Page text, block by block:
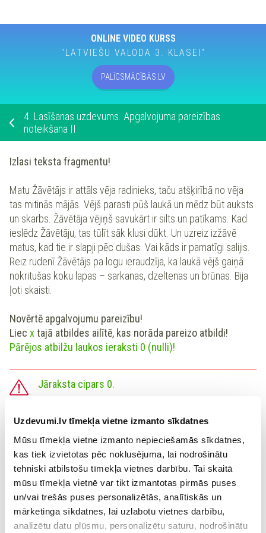
Uzdevumi.lv tīmekļa vietne izmanto sīkdatnes
Mūsu tīmekļa vietne izmanto nepieciešamās sīkdatnes,
kas tiek izvietotas pēc noklusējuma, lai nodrošinātu
tehniski atbilstošu tīmekļa vietnes darbību. Tai skaitā
mūsu tīmekļa vietnē var tikt izmantotas pirmās puses
un/vai trešās puses personalizētās, analītiskās un
mārketinga sīkdatnes, lai uzlabotu vietnes darbību,
analizētu datu plūsmu, personalizētu saturu, nodrošinātu
ONLINE VIDEO KURSS
"LATVIEŠU VALODA 3. KLASEI"
PALĪGSMĀCĪBĀS.LV
4. Lasīšanas uzdevums. Apgalvojuma pareizības
noteikšana II
Izlasi teksta fragmentu!
Matu Žāvētājs ir attāls vēja radinieks, taču atšķirībā no vēja
tas mitinās mājās. Vējš parasti pūš laukā un mēdz būt auksts
un skarbs. Žāvētāja vējiņš savukārt ir silts un patīkams. Kad
ieslēdz Žāvētāju, tas tūlīt sāk klusi dūkt. Un uzreiz izžāvē
matus, kad tie ir slapji pēc dušas. Vai kāds ir pamatīgi salijis.
Reiz rudenī Žāvētājs pa logu ieraudzīja, ka laukā vējš gaiņā
nokritušas koku lapas – sarkanas, dzeltenas un brūnas. Bija
ļoti skaisti.
Novērtē apgalvojumu pareizību!
Liec xtajā atbildes ailītē, kas norāda pareizo atbildi!
Pārējos atbilžu laukos ieraksti 0 (nulli)!
Jāraksta cipars 0.
Apgalvojums
Jā
Nē
Latvijā ir četri gadalaiki.
x
0
Latvijā ir pasaulē lielākais tuksnesis.
0 x